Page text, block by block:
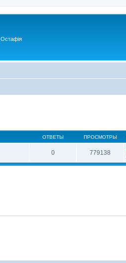
ОТВЕТЫ ПРОСМОТРЫ
0 779138